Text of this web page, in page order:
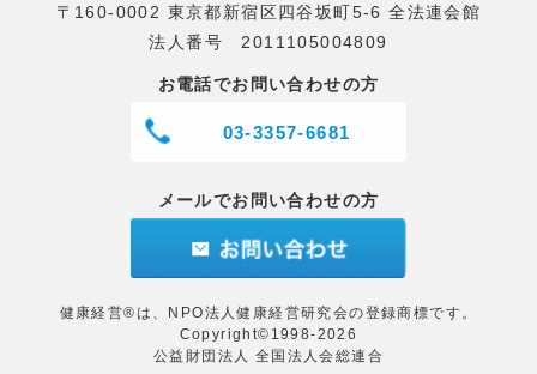
〒160-0002 東京都新宿区四谷坂町5-6 全法連会館
法人番号 2011105004809
お電話でお問い合わせの方
03-3357-6681
メールでお問い合わせの方
健康経営®は、NPO法人健康経営研究会の登録商標です。
Copyright©1998-2026
公益財団法人 全国法人会総連合